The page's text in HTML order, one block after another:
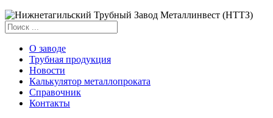
О заводе
Трубная продукция
Новости
Калькулятор металлопроката
Справочник
Контакты